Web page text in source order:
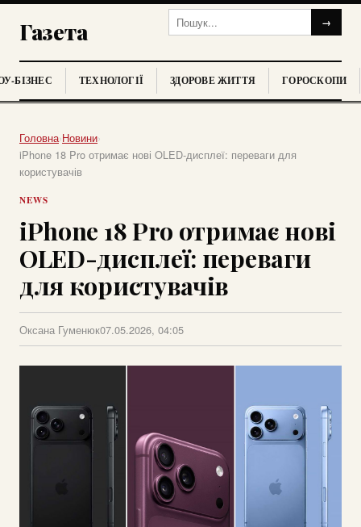
Газета →
БІЗНЕС ТЕХНОЛОГІЇ ЗДОРОВЕ ЖИТТЯ ГОРОСКОПИ
Головна›Новини›
iPhone 18 Pro отримає нові OLED-дисплеї: переваги для
користувачів
NEWS
iPhone 18 Pro отримає нові
OLED-дисплеї: переваги
для користувачів
Оксана Гуменюк07.05.2026, 04:05